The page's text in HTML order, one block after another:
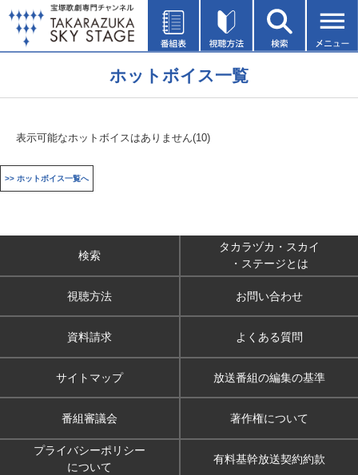
ホットボイス一覧
表示可能なホットボイスはありません(10)
>> ホットボイス一覧へ
検索
タカラヅカ・スカイ
・ステージとは
視聴方法 お問い合わせ
資料請求 よくある質問
サイトマップ 放送番組の編集の基準
番組審議会 著作権について
プライバシーポリシー
について
有料基幹放送契約約款